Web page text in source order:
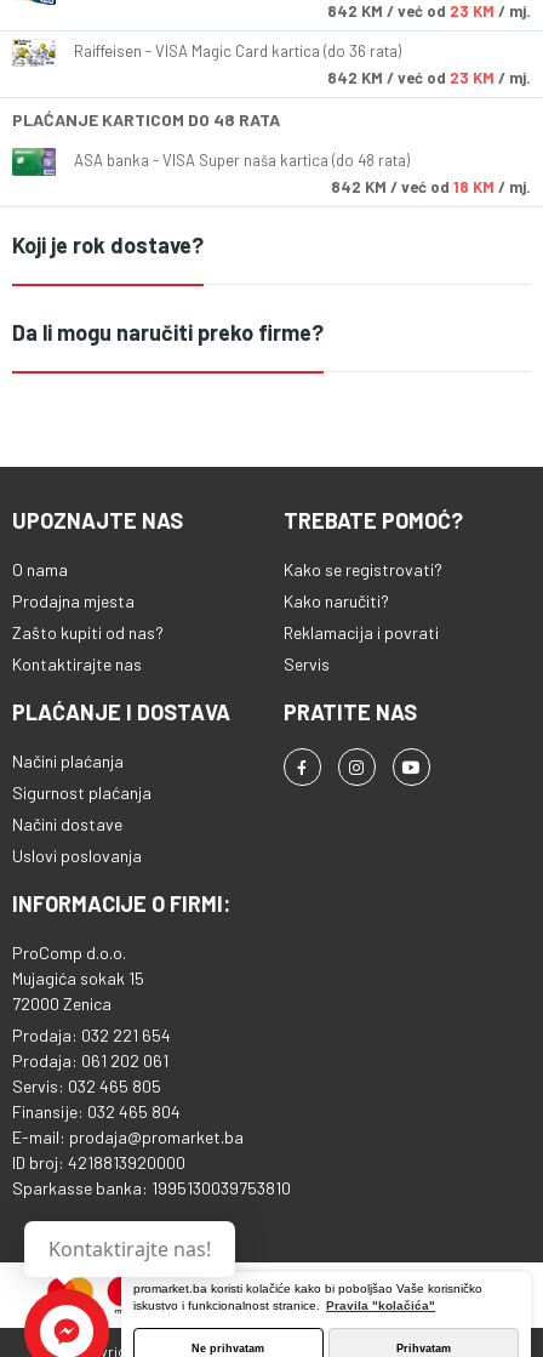
promarket.ba koristi kolačiće kako bi poboljšao Vaše korisničko
iskustvo i funkcionalnost stranice.
Pravila "kolačića"
Ne prihvatam Prihvatam
842 KM / već od 23 KM / mj.
Raiffeisen - VISA Magic Card kartica (do 36 rata)
842 KM / već od 23 KM / mj.
PLAĆANJE KARTICOM DO 48 RATA
ASA banka - VISA Super naša kartica (do 48 rata)
842 KM / već od 18 KM / mj.
Koji je rok dostave?
Da li mogu naručiti preko firme?
UPOZNAJTE NAS
O nama
Prodajna mjesta
Zašto kupiti od nas?
Kontaktirajte nas
TREBATE POMOĆ?
Kako se registrovati?
Kako naručiti?
Reklamacija i povrati
Servis
PLAĆANJE I DOSTAVA
Načini plaćanja
Sigurnost plaćanja
Načini dostave
Uslovi poslovanja
PRATITE NAS
INFORMACIJE O FIRMI:
ProComp d.o.o.
Mujagića sokak 15
72000 Zenica
Prodaja: 032 221 654
Prodaja: 061 202 061
Servis: 032 465 805
Finansije: 032 465 804
E-mail: prodaja@promarket.ba
ID broj: 4218813920000
Sparkasse banka: 1995130039753810
Copyright © 2013 - 2026 ProComp d.o.o. Sva prava pridržana.
Kontaktirajte nas!